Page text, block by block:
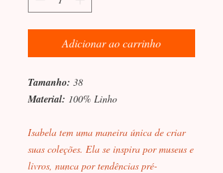
Adicionar ao carrinho
Tamanho: 38
Material: 100% Linho
Isabela tem uma maneira única de criar
suas coleções. Ela se inspira por museus e
livros, nunca por tendências pré-